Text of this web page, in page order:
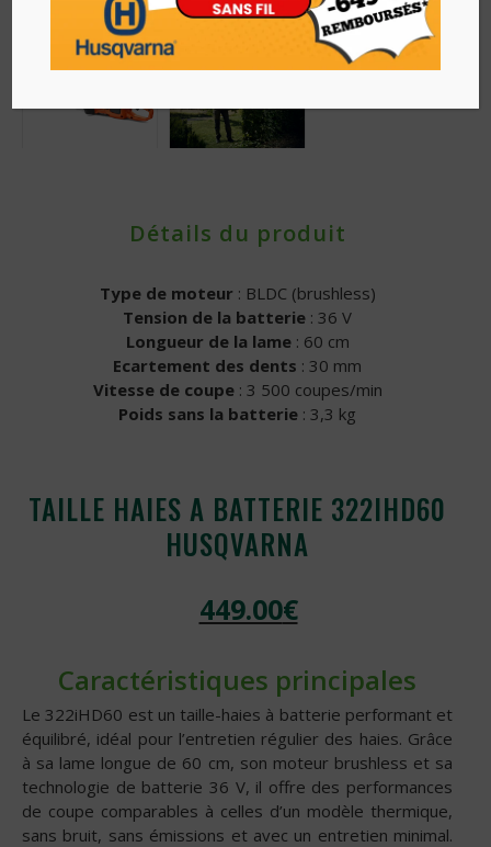
Détails du produit
Type de moteur : BLDC (brushless)
Tension de la batterie : 36 V
Longueur de la lame: 60 cm
Ecartement des dents : 30 mm
Vitesse de coupe: 3 500 coupes/min
Poids sans la batterie : 3,3 kg
TAILLE HAIES A BATTERIE 322IHD60
HUSQVARNA
449.00€
Caractéristiques principales
Le 322iHD60 est un taille-haies à batterie performant et
équilibré, idéal pour l’entretien régulier des haies. Grâce
à sa lame longue de 60 cm, son moteur brushless et sa
technologie de batterie 36 V, il offre des performances
de coupe comparables à celles d’un modèle thermique,
sans bruit, sans émissions et avec un entretien minimal.